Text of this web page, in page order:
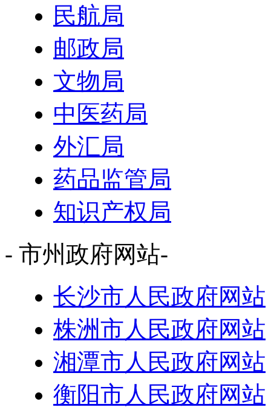
民航局
邮政局
文物局
中医药局
外汇局
药品监管局
知识产权局
- 市州政府网站-
长沙市人民政府网站
株洲市人民政府网站
湘潭市人民政府网站
衡阳市人民政府网站